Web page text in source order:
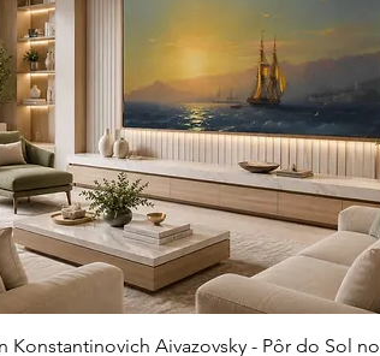
Visualização rápida
Konstantinovich Aivazovsky - Pôr do Sol no